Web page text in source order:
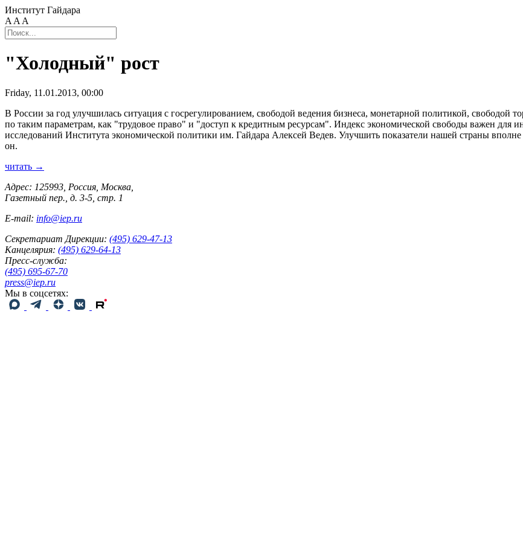
Институт Гайдара
A A A
"Холодный" рост
Friday, 11.01.2013, 00:00
В России за год улучшилась ситуация с госрегулированием, свободой ведения бизнеса, монетарной политикой, свободой
по таким параметрам, как "трудовое право" и "доступ к кредитным ресурсам". Индекс экономической свободы важен для
исследований Института экономической политики им. Гайдара Алексей Ведев. Улучшить показатели нашей страны
он.
читать →
Адрес: 125993, Россия, Москва,
Газетный пер., д. 3-5, стр. 1
E-mail: info@iep.ru
Секретариат Дирекции: (495) 629-47-13
Канцелярия: (495) 629-64-13
Пресс-служба:
(495) 695-67-70
press@iep.ru
Мы в соцсетях: